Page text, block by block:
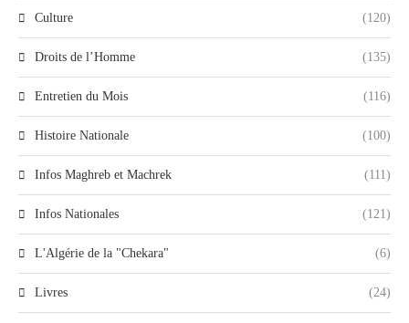
Culture (120)
Droits de l’Homme (135)
Entretien du Mois (116)
Histoire Nationale (100)
Infos Maghreb et Machrek (111)
Infos Nationales (121)
L'Algérie de la "Chekara" (6)
Livres (24)